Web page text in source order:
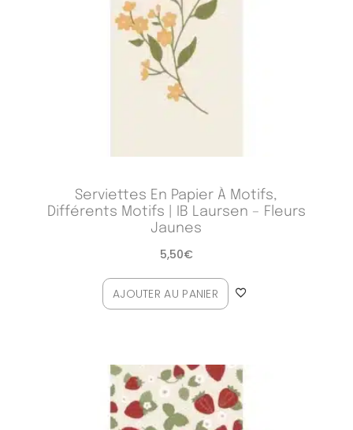
Serviettes En Papier À Motifs,
Différents Motifs | IB Laursen – Fleurs
Jaunes
5,50€
AJOUTER AU PANIER